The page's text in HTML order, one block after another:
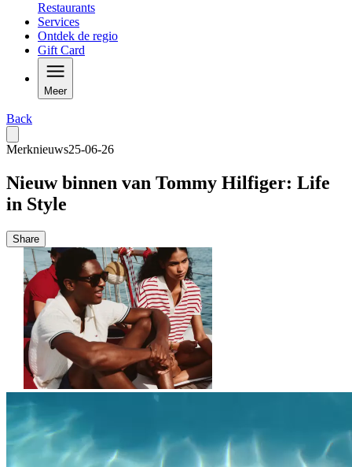
Restaurants
Services
Ontdek de regio
Gift Card
Meer
Back
Merknieuws25-06-26
Nieuw binnen van Tommy Hilfiger: Life
in Style
Share